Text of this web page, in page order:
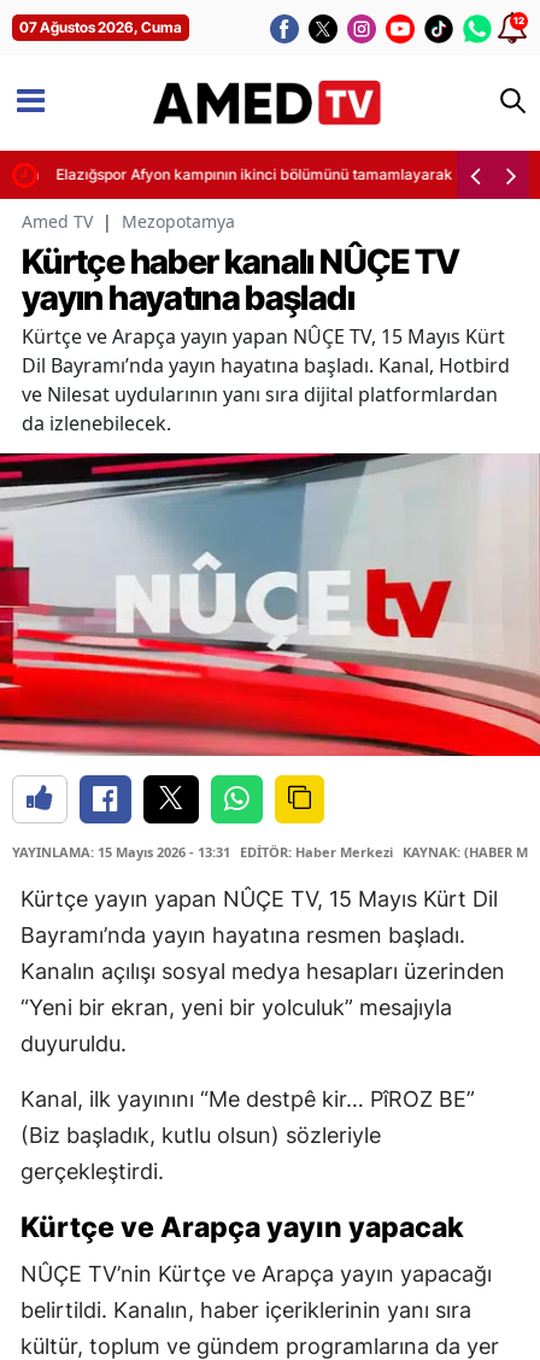
07 Ağustos 2026, Cuma 12
Elazığspor Afyon kampının ikinci bölümünü tamamlayarak kısa bir tatile
Amed TV | Mezopotamya
Kürtçe haber kanalı NÛÇE TV
yayın hayatına başladı
Kürtçe ve Arapça yayın yapan NÛÇE TV, 15 Mayıs Kürt
Dil Bayramı’nda yayın hayatına başladı. Kanal, Hotbird
ve Nilesat uydularının yanı sıra dijital platformlardan
da izlenebilecek.
YAYINLAMA: 15 Mayıs 2026 - 13:31 EDİTÖR: Haber Merkezi KAYNAK: (HABER
Kürtçe yayın yapan NÛÇE TV, 15 Mayıs Kürt Dil
Bayramı’nda yayın hayatına resmen başladı.
Kanalın açılışı sosyal medya hesapları üzerinden
“Yeni bir ekran, yeni bir yolculuk” mesajıyla
duyuruldu.
Kanal, ilk yayınını “Me destpê kir… PîROZ BE”
(Biz başladık, kutlu olsun) sözleriyle
gerçekleştirdi.
Kürtçe ve Arapça yayın yapacak
NÛÇE TV’nin Kürtçe ve Arapça yayın yapacağı
belirtildi. Kanalın, haber içeriklerinin yanı sıra
kültür, toplum ve gündem programlarına da yer